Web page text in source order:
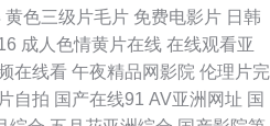
无码91精东 东方欧美亚洲 午夜剧场老司
美TV成人在线 91九色韩国 在线狼友 国
黄色三级片毛片 免费电影片 日韩
成人色情黄片在线 在线观看亚
在线看 午夜精品网影院 伦理片完
自拍 国产在线91 AV亚洲网址 国